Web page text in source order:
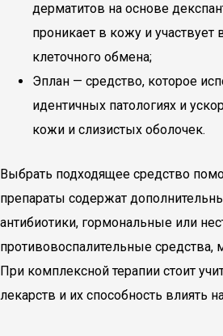
дерматитов на основе
проникает в кожу и участвует
клеточного обмена;
Эплан — средство, которое
идентичных патологиях и
кожи и слизистых оболочек.
Выбрать подходящее средство
препараты содержат
антибиотики, гормональные или
противовоспалительные средства,
При комплексной терапии стоит
лекарств и их способность влиять